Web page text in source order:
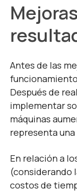
Antes de las
Después de
implementar
máquinas
representa una
En relación a
(considerando
costos de